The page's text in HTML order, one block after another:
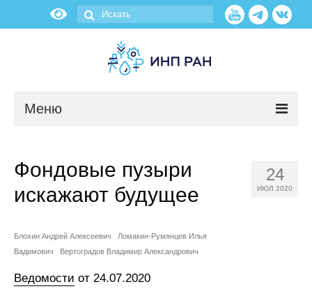
Меню
О нас
Администрация
24
ИЮЛ 2020
Фондовые пузыри
искажают будущее
Блохин Андрей Алексеевич
Ломакин-Румянцев Илья
Вадимович
Вертоградов Владимир Александрович
Ведомости от 24.07.2020